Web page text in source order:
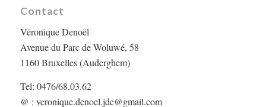
Contact
Véronique Denoël
Avenue du Parc de Woluwé, 58
1160 Bruxelles (Auderghem)
Tel: 0476/68.03.62
@ : veronique.denoel.jde@gmail.com